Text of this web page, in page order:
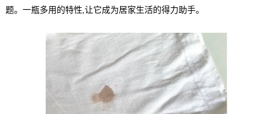
题。一瓶多用的特性,让它成为居家生活的得力助手。